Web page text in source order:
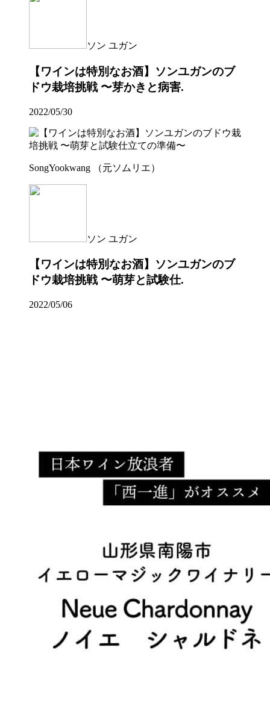
ソン ユガン
【ワインは特別なお酒】ソンユガンのブ
ドウ栽培挑戦 〜芽かきと病害.
2022/05/30
SongYookwang （元ソムリエ）
ソン ユガン
【ワインは特別なお酒】ソンユガンのブ
ドウ栽培挑戦 〜萌芽と試験仕.
2022/05/06